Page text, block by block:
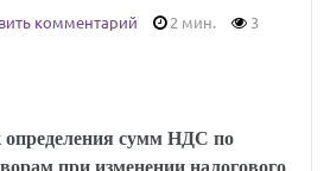
комментарий 2 мин. 3
сумм НДС по
при изменении налогового